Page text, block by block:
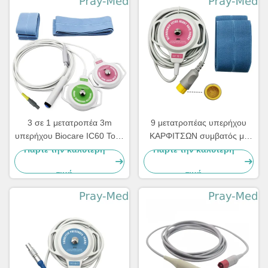
3 σε 1 μετατροπέα 3m
υπερήχου Biocare IC60 Toco
συνδετήρας καλωδίων 6pins
Πάρτε την καλύτερη
τιμή
9 μετατροπέας υπερήχου
ΚΑΡΦΙΤΣΩΝ συμβατός με
Comen 3m 10ft γκρίζο
Πάρτε την καλύτερη
τιμή